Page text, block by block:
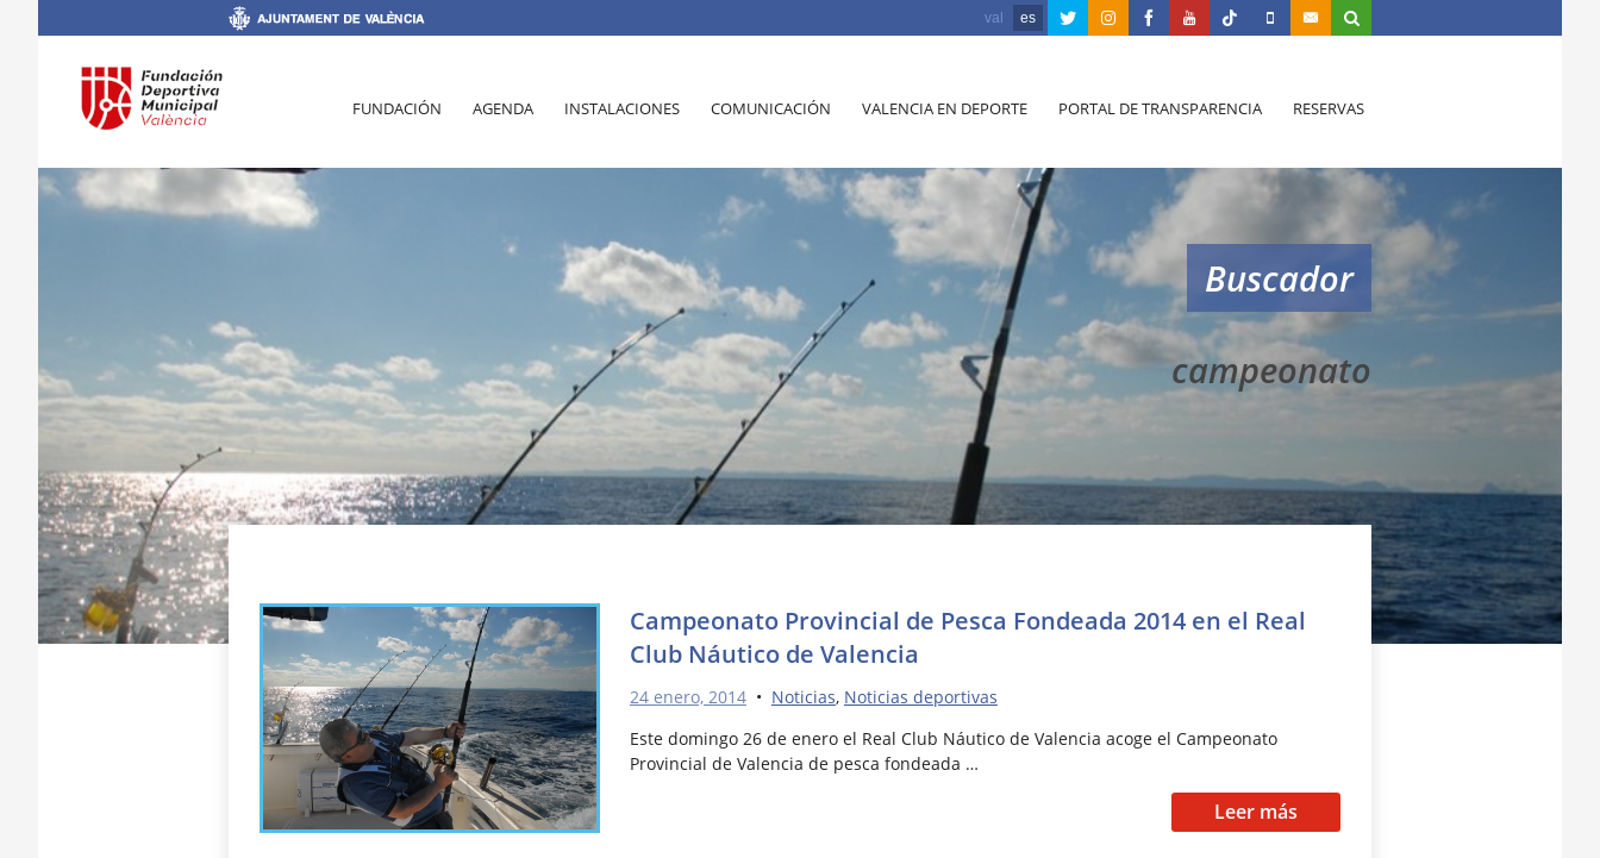
val es
FUNDACIÓN AGENDA INSTALACIONES COMUNICACIÓN VALENCIA EN DEPORTE PORTAL DE TRANSPARENCIA RESERVAS
Buscador
campeonato
Campeonato Provincial de Pesca Fondeada 2014 en el Real
Club Náutico de Valencia
24 enero, 2014• Noticias, Noticias deportivas
Este domingo 26 de enero el Real Club Náutico de Valencia acoge el Campeonato
Provincial de Valencia de pesca fondeada …
Leer más